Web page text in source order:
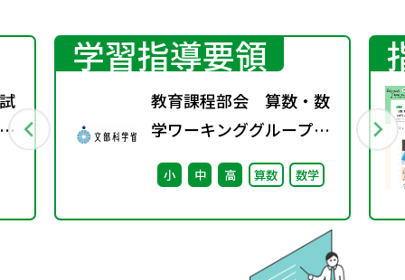
学習指導要領
教育課程部会 算数・数
学ワーキンググループ
（第10回） 配付資料
小 中 高 算数 数学